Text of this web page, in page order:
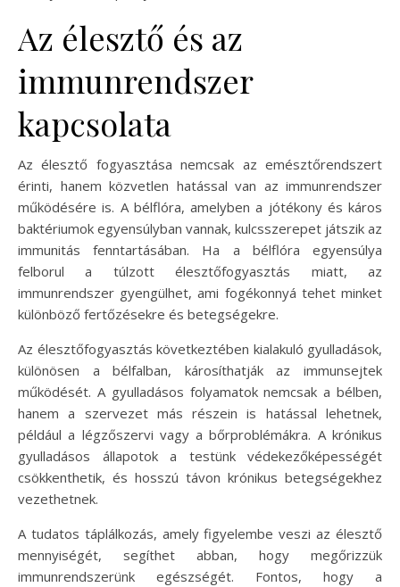
Az élesztő és az
immunrendszer
kapcsolata
Az élesztő fogyasztása nemcsak az emésztőrendszert
érinti, hanem közvetlen hatással van az immunrendszer
működésére is. A bélflóra, amelyben a jótékony és káros
baktériumok egyensúlyban vannak, kulcsszerepet játszik az
immunitás fenntartásában. Ha a bélflóra egyensúlya
felborul a túlzott élesztőfogyasztás miatt, az
immunrendszer gyengülhet, ami fogékonnyá tehet minket
különböző fertőzésekre és betegségekre.
Az élesztőfogyasztás következtében kialakuló gyulladások,
különösen a bélfalban, károsíthatják az immunsejtek
működését. A gyulladásos folyamatok nemcsak a bélben,
hanem a szervezet más részein is hatással lehetnek,
például a légzőszervi vagy a bőrproblémákra. A krónikus
gyulladásos állapotok a testünk védekezőképességét
csökkenthetik, és hosszú távon krónikus betegségekhez
vezethetnek.
A tudatos táplálkozás, amely figyelembe veszi az élesztő
mennyiségét, segíthet abban, hogy megőrizzük
immunrendszerünk egészségét. Fontos, hogy a